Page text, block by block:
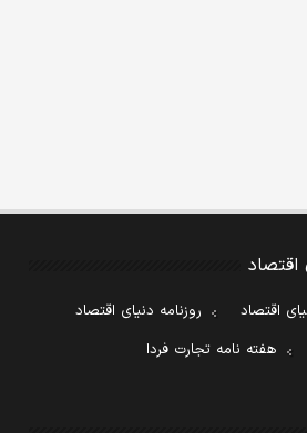
اقتصاد
اقتصاد
روزنامه دنیای اقتصاد
هفته نامه تجارت فردا